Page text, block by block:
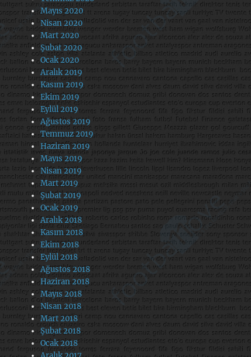
Mayıs 2020
Nisan 2020
Mart 2020
Şubat 2020
Ocak 2020
Aralık 2019
Kasım 2019
Ekim 2019
Eylül 2019
Ağustos 2019
Temmuz 2019
Haziran 2019
Mayıs 2019
Nisan 2019
Mart 2019
Şubat 2019
Ocak 2019
Aralık 2018
Kasım 2018
Ekim 2018
Eylül 2018
Ağustos 2018
Haziran 2018
Mayıs 2018
Nisan 2018
Mart 2018
Şubat 2018
Ocak 2018